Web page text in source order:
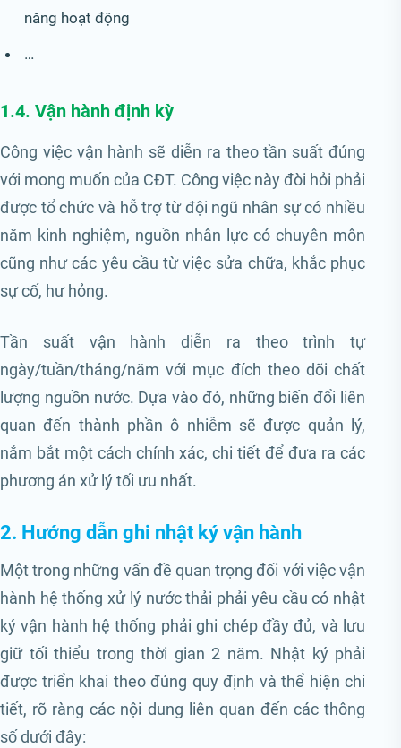
năng hoạt động
…
1.4. Vận hành định kỳ
Công việc vận hành sẽ diễn ra theo tần suất đúng
với mong muốn của CĐT. Công việc này đòi hỏi phải
được tổ chức và hỗ trợ từ đội ngũ nhân sự có nhiều
năm kinh nghiệm, nguồn nhân lực có chuyên môn
cũng như các yêu cầu từ việc sửa chữa, khắc phục
sự cố, hư hỏng.
Tần suất vận hành diễn ra theo trình tự
ngày/tuần/tháng/năm với mục đích theo dõi chất
lượng nguồn nước. Dựa vào đó, những biến đổi liên
quan đến thành phần ô nhiễm sẽ được quản lý,
nắm bắt một cách chính xác, chi tiết để đưa ra các
phương án xử lý tối ưu nhất.
2. Hướng dẫn ghi nhật ký vận hành
Một trong những vấn đề quan trọng đối với việc vận
hành hệ thống xử lý nước thải phải yêu cầu có nhật
ký vận hành hệ thống phải ghi chép đầy đủ, và lưu
giữ tối thiểu trong thời gian 2 năm. Nhật ký phải
được triển khai theo đúng quy định và thể hiện chi
tiết, rõ ràng các nội dung liên quan đến các thông
số dưới đây: